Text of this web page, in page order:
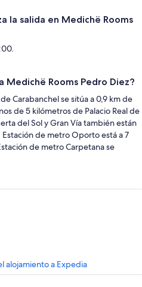
la salida en Medichë Rooms
Medichë Rooms Pedro Diez?
Carabanchel se sitúa a 0,9 km de
de 5 kilómetros de Palacio Real de
del Sol y Gran Vía también están
de metro Oporto está a 7
de metro Carpetana se
alojamiento a Expedia